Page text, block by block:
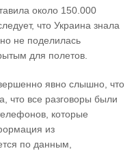
около 150.000
что Украина знала
не поделилась
для полетов.
явно слышно, что
что все разговоры были
которые
из
по данным,